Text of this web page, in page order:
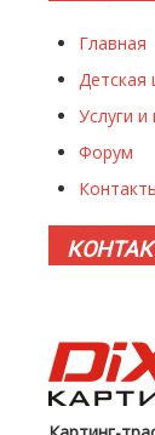
Главная
Детская
Услуги и
Форум